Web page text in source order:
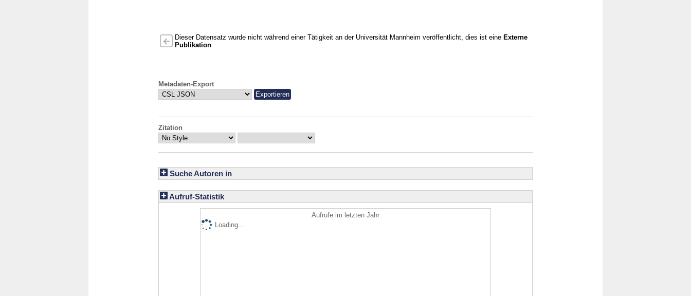
Dieser Datensatz wurde nicht während einer Tätigkeit an der Universität Mannheim veröffentlicht, dies ist eine Externe
Publikation
Metadaten-Export
Zitation
Suche Autoren in
Aufruf-Statistik
Aufrufe im letzten Jahr
Loading...